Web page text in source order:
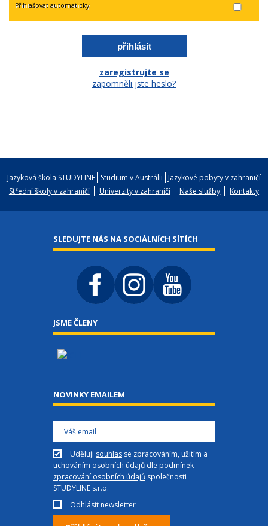
Přihlašovat automaticky
zaregistrujte se
zapomněli jste heslo?
Jazyková škola STUDYLINE Studium v Austrálii
Jazykové pobyty v zahraničí
Střední školy v zahraničí
Univerzity v zahraničí Naše služby Kontakty
SLEDUJTE NÁS NA SOCIÁLNÍCH SÍTÍCH
JSME ČLENY
NOVINKY EMAILEM
Uděluji souhlas se zpracováním, užitím a
uchováním osobních údajů dle podmínek
zpracování osobních údajů společnosti
STUDYLINE s.r.o.
Odhlásit newsletter